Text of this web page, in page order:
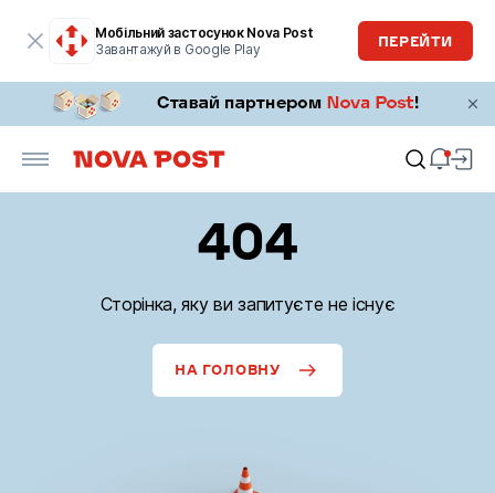
Мобільний застосунок Nova Post
Завантажуй в Google Play
ПЕРЕЙТИ
404
Сторінка, яку ви запитуєте не існує
НА ГОЛОВНУ